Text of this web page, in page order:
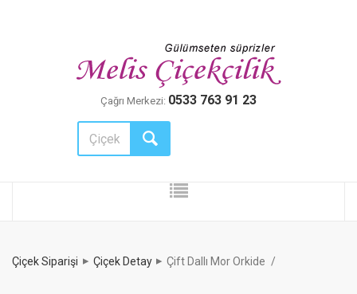
Çağrı Merkezi: 0533 763 91 23
Çiçek Siparişi Çiçek Detay Çift Dallı Mor Orkide